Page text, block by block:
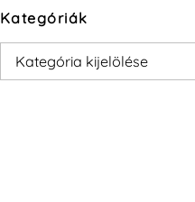
Kategóriák
Kategóriák